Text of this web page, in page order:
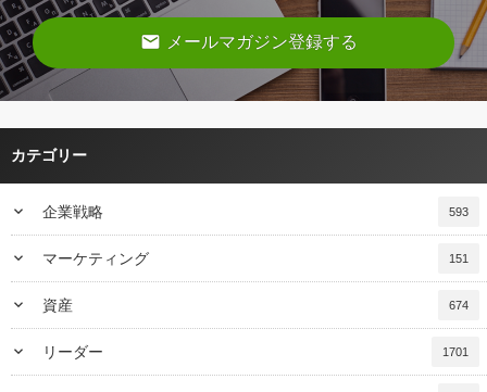
email メールマガジン登録する
カテゴリー
keyboard_arrow_down 企業戦略 593
keyboard_arrow_down マーケティング 151
keyboard_arrow_down 資産 674
keyboard_arrow_down リーダー 1701